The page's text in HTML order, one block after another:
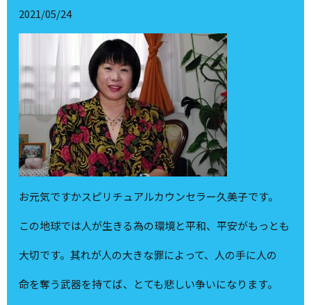
2021/05/24
お元気ですかスピリチュアルカウンセラー久美子です。
この地球では人が生きる為の環境と平和、平安がもっとも
大切です。其れが人の大きな罪によって、人の手に人の
命を奪う武器を持てば、とても悲しい争いになります。